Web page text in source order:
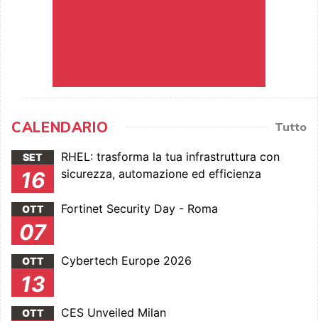
CALENDARIO Tutto
SET
16
RHEL: trasforma la tua infrastruttura con
sicurezza, automazione ed efficienza
OTT
07
Fortinet Security Day - Roma
OTT
13
Cybertech Europe 2026
OTT CES Unveiled Milan